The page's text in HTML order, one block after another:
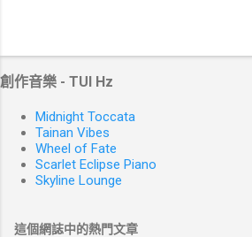
創作音樂 - TUI Hz
Midnight Toccata
Tainan Vibes
Wheel of Fate
Scarlet Eclipse Piano
Skyline Lounge
這個網誌中的熱門文章